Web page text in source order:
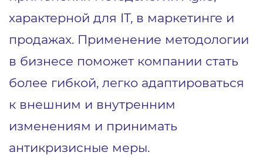
характерной для IT, в маркетинге и
продажах. Применение методологии
в бизнесе поможет компании стать
более гибкой, легко адаптироваться
к внешним и внутренним
изменениям и принимать
антикризисные меры.